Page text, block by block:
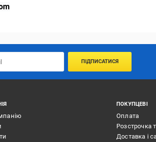
ПІДПИСАТИСЯ
ПОКУПЦЕВІ
Оплата
Розстрочка
Доставка і